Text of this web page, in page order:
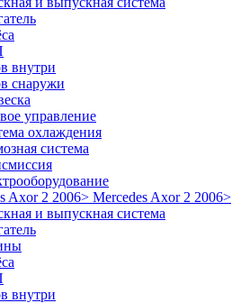
внутри
снаружи
управление
охлаждения
система
Mercedes Axor 2 2006>
и выпускная система
внутри